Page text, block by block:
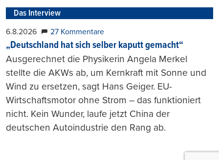
Das Interview
6.8.2026 27 Kommentare
„Deutschland hat sich selber kaputt gemacht“
Ausgerechnet die Physikerin Angela Merkel
stellte die AKWs ab, um Kernkraft mit Sonne und
Wind zu ersetzen, sagt Hans Geiger. EU-
Wirtschaftsmotor ohne Strom – das funktioniert
nicht. Kein Wunder, laufe jetzt China der
deutschen Autoindustrie den Rang ab.